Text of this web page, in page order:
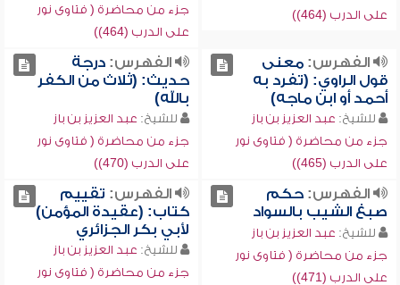
على الدرب (464))
جزء من محاضرة ( فتاوى نور
على الدرب (464))
الفهرس:معنى
قول الراوي: (تفرد به
أحمد أو ابن ماجه)
للشيخ: عبد العزيز بن باز
جزء من محاضرة ( فتاوى نور
على الدرب (465))
الفهرس:درجة
حديث: (ثلاث من الكفر
بالله)
للشيخ: عبد العزيز بن باز
جزء من محاضرة ( فتاوى نور
على الدرب (470))
الفهرس:حكم
صبغ الشيب بالسواد
للشيخ: عبد العزيز بن باز
جزء من محاضرة ( فتاوى نور
على الدرب (471))
الفهرس: تقييم
كتاب: (عقيدة المؤمن)
لأبي بكر الجزائري
للشيخ: عبد العزيز بن باز
جزء من محاضرة ( فتاوى نور